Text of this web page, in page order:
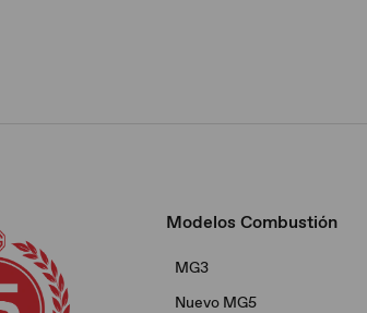
Modelos Combustión
MG3
Nuevo MG5